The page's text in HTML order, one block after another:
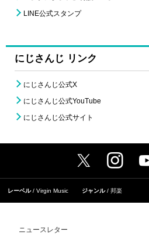
LINE公式スタンプ
にじさんじ リンク
にじさんじ公式X
にじさんじ公式YouTube
にじさんじ公式サイト
レーベル Virgin Music ジャンル 邦楽
ニュースレター